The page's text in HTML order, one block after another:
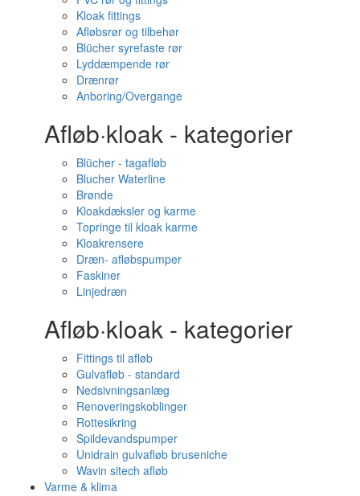
Kloak fittings
Afløbsrør og tilbehør
Blücher syrefaste rør
Lyddæmpende rør
Drænrør
Anboring/Overgange
Afløb·kloak - kategorier
Blücher - tagafløb
Blucher Waterline
Brønde
Kloakdæksler og karme
Topringe til kloak karme
Kloakrensere
Dræn- afløbspumper
Faskiner
Linjedræn
Afløb·kloak - kategorier
Fittings til afløb
Gulvafløb - standard
Nedsivningsanlæg
Renoveringskoblinger
Rottesikring
Spildevandspumper
Unidrain gulvafløb bruseniche
Wavin sitech afløb
Varme & klima